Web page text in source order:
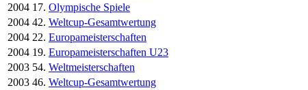
2004 17. Olympische Spiele
2004 42. Weltcup-Gesamtwertung
2004 22. Europameisterschaften
2004 19. Europameisterschaften U23
2003 54. Weltmeisterschaften
2003 46. Weltcup-Gesamtwertung